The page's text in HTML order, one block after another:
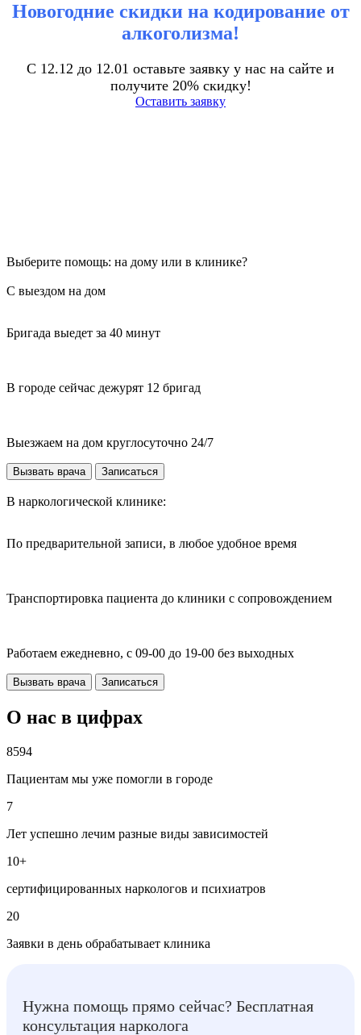
Новогодние скидки на кодирование от
алкоголизма!
С 12.12 до 12.01 оставьте заявку у нас на сайте и
получите 20% скидку!
Оставить заявку
Выберите помощь: на дому или в клинике?
С выездом на дом
Бригада выедет за 40 минут
В городе сейчас дежурят 12 бригад
Выезжаем на дом круглосуточно 24/7
Вызвать врача Записаться
В наркологической клинике:
По предварительной записи, в любое удобное время
Транспортировка пациента до клиники с сопровождением
Работаем ежедневно, с 09-00 до 19-00 без выходных
Вызвать врача Записаться
О нас в цифрах
8594
Пациентам мы уже помогли в городе
7
Лет успешно лечим разные виды зависимостей
10+
сертифицированных наркологов и психиатров
20
Заявки в день обрабатывает клиника
Нужна помощь прямо сейчас? Бесплатная
консультация нарколога